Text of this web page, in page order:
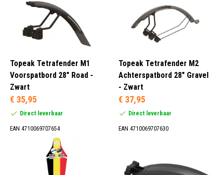
Topeak Tetrafender M1
Voorspatbord 28" Road -
Zwart
€ 35,95
Direct leverbaar
EAN 4710069707654
Topeak Tetrafender M2
Achterspatbord 28" Gravel
- Zwart
€ 37,95
Direct leverbaar
EAN 4710069707630